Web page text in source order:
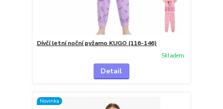
Dívčí letní noční pyžamo KUGO (116-146)
Skladem
Detail
Novinka